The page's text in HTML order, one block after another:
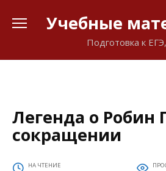
Учебные
Подготовка к
Легенда о Робин
сокращении
НА ЧТЕНИЕ